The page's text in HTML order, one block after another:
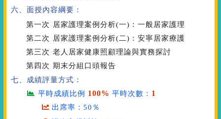
六、面授內容綱要：
第一次
居家護理案例分析(一)：一般居家護理
第二次
居家護理案例分析(二)：安寧居家療護
第三次 老人居家健康照顧理論與實務探討
第四次 期末分組口頭報告
七、成績評量方式：
平時成績比例 100% 平時次數： 1
出席率：50％